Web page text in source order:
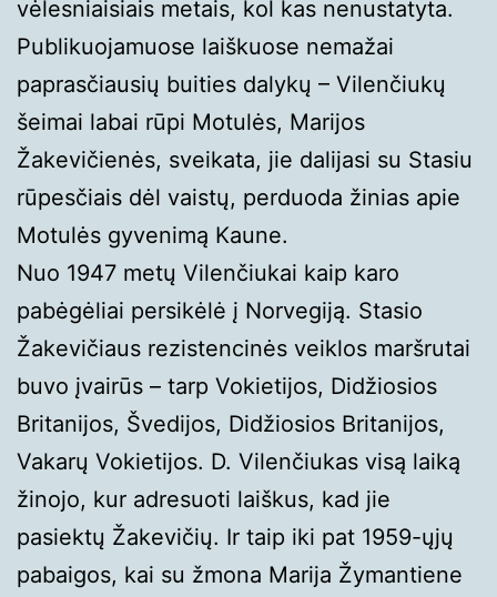
vėlesniaisiais metais, kol kas nenustatyta.
Publikuojamuose laiškuose nemažai
paprasčiausių buities dalykų – Vilenčiukų
šeimai labai rūpi Motulės, Marijos
Žakevičienės, sveikata, jie dalijasi su Stasiu
rūpesčiais dėl vaistų, perduoda žinias apie
Motulės gyvenimą Kaune.
Nuo 1947 metų Vilenčiukai kaip karo
pabėgėliai persikėlė į Norvegiją. Stasio
Žakevičiaus rezistencinės veiklos maršrutai
buvo įvairūs – tarp Vokietijos, Didžiosios
Britanijos, Švedijos, Didžiosios Britanijos,
Vakarų Vokietijos. D. Vilenčiukas visą laiką
žinojo, kur adresuoti laiškus, kad jie
pasiektų Žakevičių. Ir taip iki pat 1959-ųjų
pabaigos, kai su žmona Marija Žymantiene